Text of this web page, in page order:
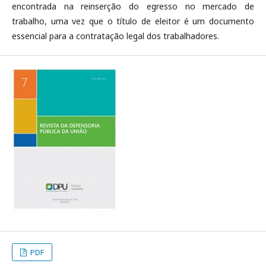
encontrada na reinserção do egresso no mercado de
trabalho, uma vez que o título de eleitor é um documento
essencial para a contratação legal dos trabalhadores.
PDF